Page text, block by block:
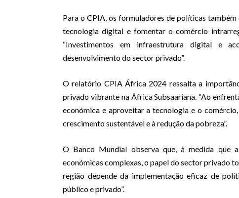
Para o CPIA, os formuladores de políticas
tecnologia digital e fomentar o comércio
“Investimentos em infraestrutura digital e
desenvolvimento do sector privado”.
O relatório CPIA África 2024 ressalta a
privado vibrante na África Subsaariana. “Ao
económica e aproveitar a tecnologia e o
crescimento sustentável e à redução da pobreza”.
O Banco Mundial observa que, à medida que
económicas complexas, o papel do sector privado
região depende da implementação eficaz de
público e privado”.